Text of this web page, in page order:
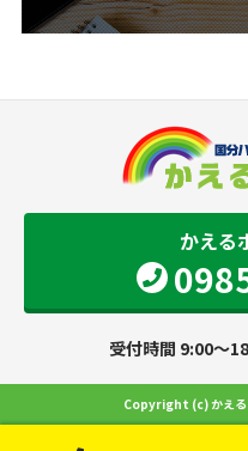
かえる
受付時間 9:00～
Copyright (c) かえ